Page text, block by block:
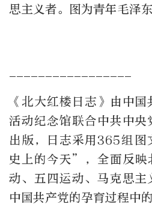
思主义者。图为青年毛泽东
《北大红楼日志》由中
活动纪念馆联合中共中央
出版，日志采用365组
史上的今天”，全面反映
动、五四运动、马克思主
中国共产党的孕育过程中